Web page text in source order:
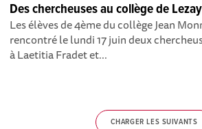
Des chercheuses au collège de Lezay
Les élèves de 4ème du collège Jean
rencontré le lundi 17 juin deux
à Laetitia Fradet et...
CHARGER LES SUIVANTS